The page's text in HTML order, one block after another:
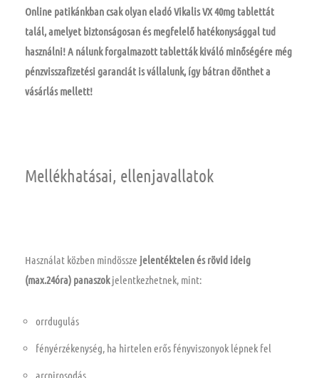
Online patikánkban csak olyan eladó Vikalis VX 40mg tablettát
talál, amelyet biztonságosan és megfelelő hatékonysággal tud
használni! A nálunk forgalmazott tabletták kiváló minőségére még
pénzvisszafizetési garanciát is vállalunk, így bátran dönthet a
vásárlás mellett!
Mellékhatásai, ellenjavallatok
Használat közben mindössze jelentéktelen és rövid ideig
(max.24óra) panaszokjelentkezhetnek, mint:
orrdugulás
fényérzékenység, ha hirtelen erős fényviszonyok lépnek fel
arcpirosodás